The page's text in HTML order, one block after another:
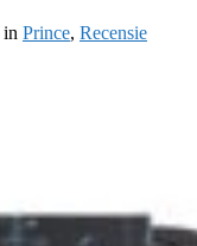
in Prince, Recensie